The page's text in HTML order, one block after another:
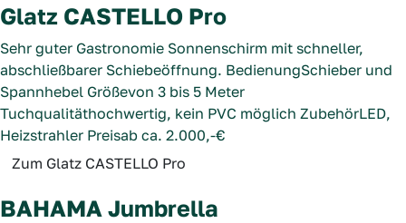
Glatz CASTELLO Pro
Sehr guter Gastronomie Sonnenschirm mit schneller,
abschließbarer Schiebeöffnung. BedienungSchieber und
Spannhebel Größevon 3 bis 5 Meter
Tuchqualitäthochwertig, kein PVC möglich ZubehörLED,
Heizstrahler Preisab ca. 2.000,-€
Zum Glatz CASTELLO Pro
BAHAMA Jumbrella